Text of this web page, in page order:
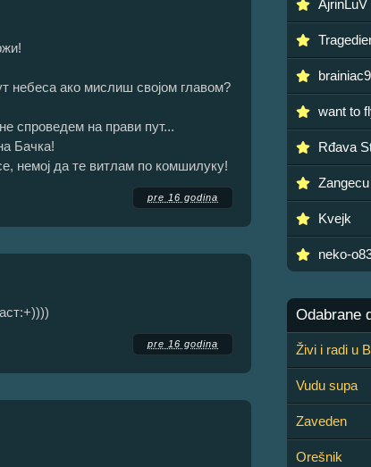
небеса ако мислиш својом главом?
спроведем на прави пут...
Бачка!
немој да те витлам по комшилуку!
pre 16 godina
pre 16 godina
AjrinLuV
want to
Rđava
Zangecu
Kvejk
neko-
Odabrane
Živi i radi u
Vudu supa
Zaveden
Orešnik